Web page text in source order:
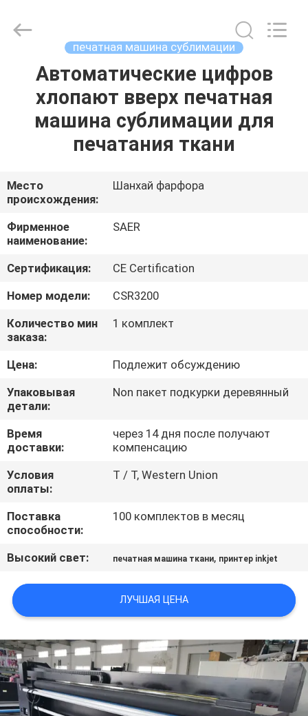
ГЛАВНАЯ
СТРАНИЦА
ПРОДУКЦИЯ
РОЛИКИ
О
КОМПАНИИ
НАША
ФАБРИКА
КОНТРОЛЬ
КАЧЕСТВА
КОНТАКТНЫЕ
ДАННЫЕ
НОВОСТИ
СЛУЧАИ
COMPANY
NEWS
КАРТА
САЙТА
Supplier
печатная машина сублимации
Автоматические цифров
хлопают вверх печатная
машина сублимации для
печатания ткани
Место
происхождения:
Шанхай фарфора
Фирменное
наименование:
SAER
Сертификация:
CE Certification
Номер модели:
CSR3200
Количество мин
заказа:
1 комплект
Цена:
Подлежит обсуждению
Упаковывая
детали:
Non пакет подкурки деревянный
Время
доставки:
через 14 дня после получают
компенсацию
Условия
оплаты:
T / T, Western Union
Поставка
способности:
100 комплектов в месяц
Высокий свет: печатная машина ткани, принтер inkjet
ЛУЧШАЯ ЦЕНА